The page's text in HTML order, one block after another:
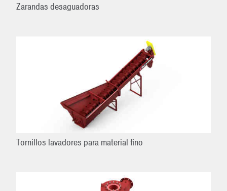
Zarandas desaguadoras
Tornillos lavadores para material fino